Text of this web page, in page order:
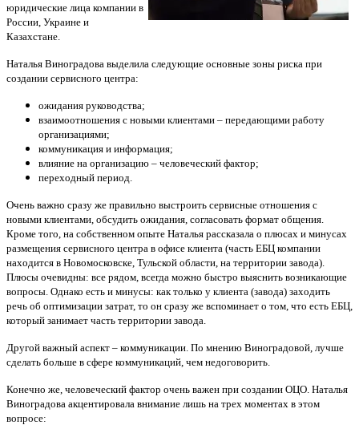
юридические лица компании в
России, Украине и
Казахстане.
Наталья Виноградова выделила следующие основные зоны риска при
создании сервисного центра:
ожидания руководства;
взаимоотношения с новыми клиентами – передающими работу
организациями;
коммуникация и информация;
влияние на организацию – человеческий фактор;
переходный период.
Очень важно сразу же правильно выстроить сервисные отношения с
новыми клиентами, обсудить ожидания, согласовать формат общения.
Кроме того, на собственном опыте Наталья рассказала о плюсах и минусах
размещения сервисного центра в офисе клиента (часть ЕБЦ компании
находится в Новомосковске, Тульской области, на территории завода).
Плюсы очевидны: все рядом, всегда можно быстро выяснить возникающие
вопросы. Однако есть и минусы: как только у клиента (завода) заходить
речь об оптимизации затрат, то он сразу же вспоминает о том, что есть ЕБЦ,
который занимает часть территории завода.
Другой важный аспект – коммуникации. По мнению Виноградовой, лучше
сделать больше в сфере коммуникаций, чем недоговорить.
Конечно же, человеческий фактор очень важен при создании ОЦО. Наталья
Виноградова акцентировала внимание лишь на трех моментах в этом
вопросе: